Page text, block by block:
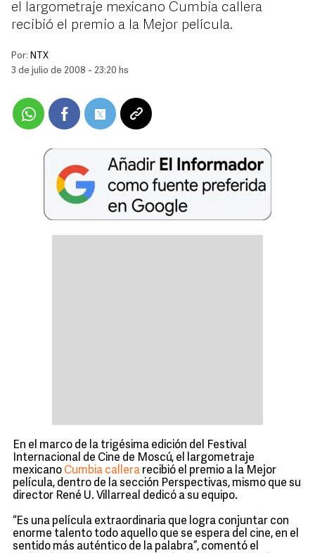
el largometraje mexicano Cumbia callera
recibió el premio a la Mejor película.
Por: NTX
3 de julio de 2008 - 23:20 hs
En el marco de la trigésima edición del Festival
Internacional de Cine de Moscú, el largometraje
mexicano Cumbia callera recibió el premio a la Mejor
película, dentro de la sección Perspectivas, mismo que su
director René U. Villarreal dedicó a su equipo.
“Es una película extraordinaria que logra conjuntar con
enorme talento todo aquello que se espera del cine, en el
sentido más auténtico de la palabra”, comentó el